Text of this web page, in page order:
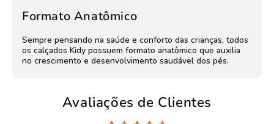
Formato Anatômico
Sempre pensando na saúde e conforto das crianças, todos
os calçados Kidy possuem formato anatômico que auxilia
no crescimento e desenvolvimento saudável dos pés.
Avaliações de Clientes